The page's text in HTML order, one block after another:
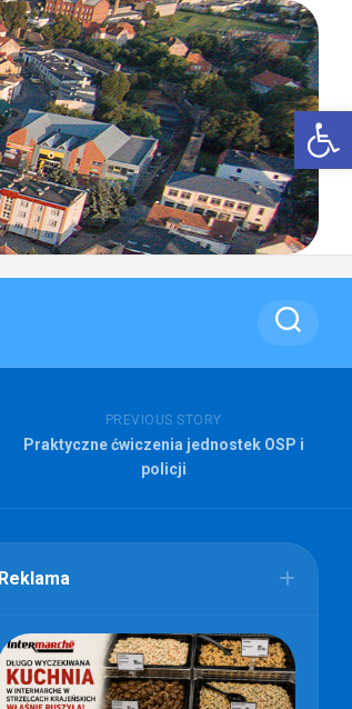
PREVIOUS STORY
Praktyczne ćwiczenia jednostek OSP i
policji
Reklama